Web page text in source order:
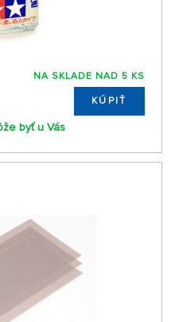
NA SKLADE NAD 5 KS
KÚPIŤ
byť u Vás